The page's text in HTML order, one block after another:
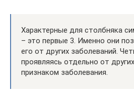
Характерные для столбняка
– это первые 3. Именно они
его от других заболеваний.
проявляясь отдельно от
признаком заболевания.